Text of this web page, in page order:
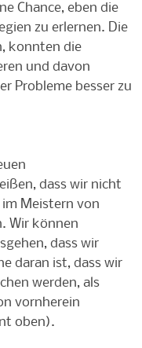
Chance, eben die
zu erlernen. Die
konnten die
und davon
Probleme besser zu
dass wir nicht
Meistern von
Wir können
dass wir
daran ist, dass wir
werden, als
vornherein
oben).